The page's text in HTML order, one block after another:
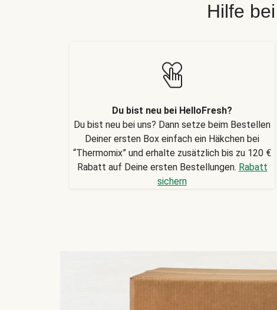
Hilfe
Du bist neu bei HelloFresh?
Du bist neu bei uns? Dann setze beim Bestellen
Deiner ersten Box einfach ein Häkchen bei
“Thermomix” und erhalte zusätzlich bis zu 120 €
Rabatt auf Deine ersten Bestellungen. Rabatt
sichern